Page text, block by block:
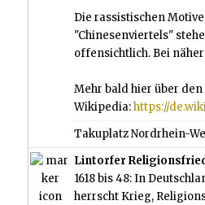
Die rassistischen
"Chinesenviertels"
offensichtlich. Bei
Mehr bald hier über
Wikipedia:https://
Takuplatz Nordrhein-
Lintorfer
1618 bis 48: In
herrscht Krieg,